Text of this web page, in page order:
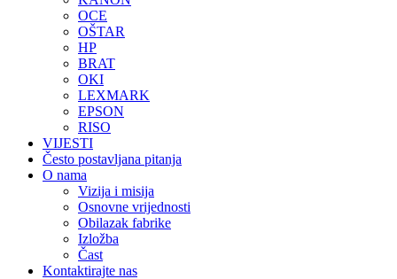
OCE
OŠTAR
HP
BRAT
OKI
LEXMARK
EPSON
RISO
VIJESTI
Često postavljana pitanja
O nama
Vizija i misija
Osnovne vrijednosti
Obilazak fabrike
Izložba
Čast
Kontaktirajte nas